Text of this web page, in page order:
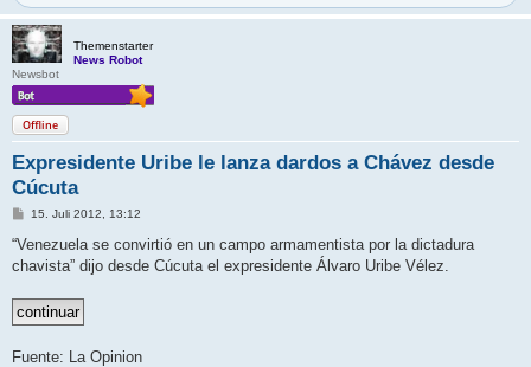
Themenstarter
News Robot
Newsbot
Offline
Expresidente Uribe le lanza dardos a Chávez desde
Cúcuta
B
i
r
g
15. Juli 2012, 13:12
“Venezuela se convirtió en un campo armamentista por la dictadura
chavista” dijo desde Cúcuta el expresidente Álvaro Uribe Vélez.
Fuente: La Opinion